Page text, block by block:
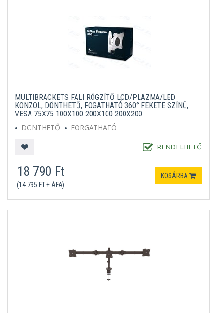
MULTIBRACKETS FALI RÖGZÍTŐ LCD/PLAZMA/LED
KONZOL, DÖNTHETŐ, FOGATHATÓ 360° FEKETE SZÍNŰ,
VESA 75X75 100X100 200X100 200X200
DÖNTHETŐ
FORGATHATÓ
RENDELHETŐ
18 790 Ft
(14 795 FT + ÁFA)
KOSÁRBA